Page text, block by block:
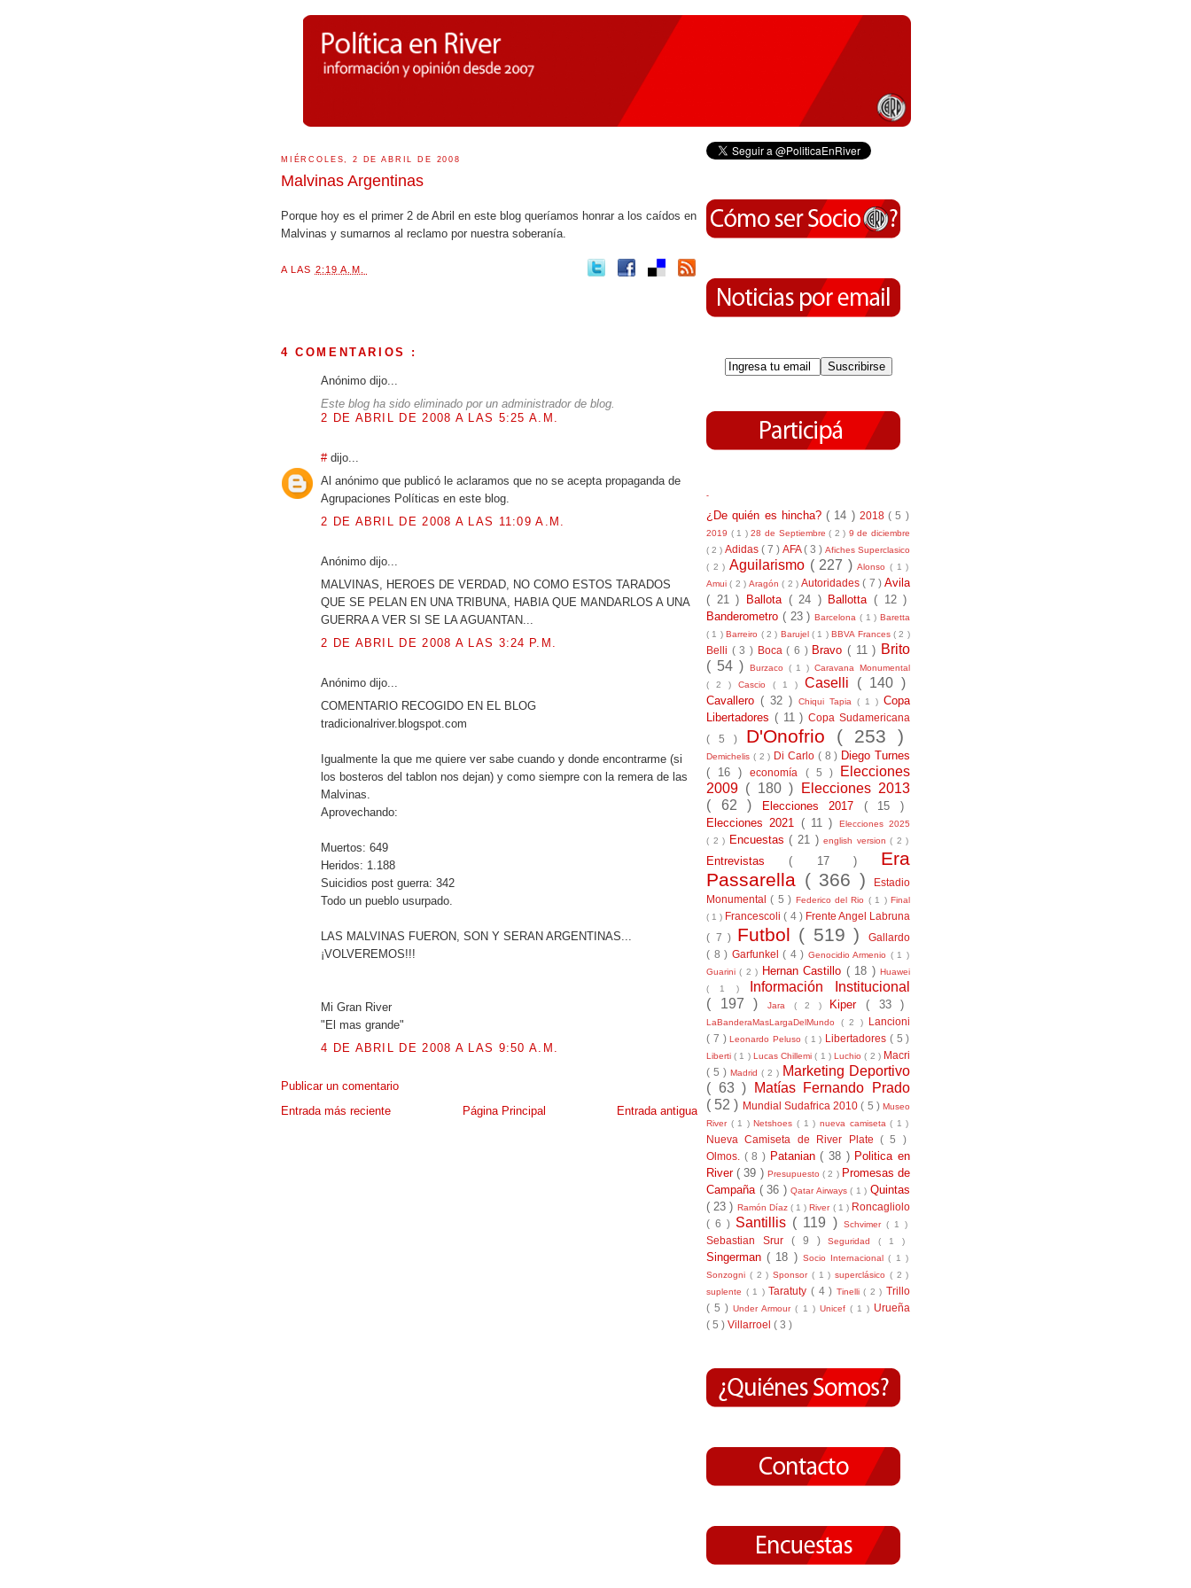
MIÉRCOLES, 2 DE ABRIL DE 2008
Malvinas Argentinas
Porque hoy es el primer 2 de Abril en este blog queríamos honrar a los caídos en
Malvinas y sumarnos al reclamo por nuestra soberanía.
A LAS 2:19 A.M.
4 COMENTARIOS :
Anónimo dijo...
Este blog ha sido eliminado por un administrador de blog.
2 DE ABRIL DE 2008 A LAS 5:25 A.M.
# dijo...
Al anónimo que publicó le aclaramos que no se acepta propaganda de
Agrupaciones Políticas en este blog.
2 DE ABRIL DE 2008 A LAS 11:09 A.M.
Anónimo dijo...
MALVINAS, HEROES DE VERDAD, NO COMO ESTOS TARADOS
QUE SE PELAN EN UNA TRIBUNA, HABIA QUE MANDARLOS A UNA
GUERRA A VER SI SE LA AGUANTAN...
2 DE ABRIL DE 2008 A LAS 3:24 P.M.
Anónimo dijo...
COMENTARIO RECOGIDO EN EL BLOG
tradicionalriver.blogspot.com
Igualmente la que me quiere ver sabe cuando y donde encontrarme (si
los bosteros del tablon nos dejan) y como siempre con la remera de las
Malvinas.
Aprovechando:
Muertos: 649
Heridos: 1.188
Suicidios post guerra: 342
Todo un pueblo usurpado.
LAS MALVINAS FUERON, SON Y SERAN ARGENTINAS...
¡VOLVEREMOS!!!
Mi Gran River
"El mas grande"
4 DE ABRIL DE 2008 A LAS 9:50 A.M.
Publicar un comentario
Entrada más reciente
Entrada antigua
Página Principal
-
¿De quién es hincha?( 14 ) 2018( 5 )
2019 ( 1 )28 de Septiembre( 2 ) 9 de diciembre
( 2 ) Adidas ( 7 ) AFA( 3 ) Afiches Superclasico
( 2 ) Aguilarismo ( 227 )Alonso( 1 )
Amui( 2 ) Aragón( 2 ) Autoridades( 7 ) Avila
( 21 )
Ballota ( 24 ) Ballotta( 12 )
Banderometro ( 23 ) Barcelona ( 1 ) Baretta
( 1 )Barreiro ( 2 ) Barujel ( 1 )BBVA Frances ( 2 )
Belli ( 3 ) Boca( 6 ) Bravo( 11 ) Brito
( 54 )
Burzaco ( 1 )Caravana Monumental
( 2 ) Cascio ( 1 ) Caselli ( 140 )
Cavallero ( 32 ) Chiqui Tapia ( 1 ) Copa
Libertadores ( 11 )Copa Sudamericana
( 5 ) D'Onofrio ( 253 )
Demichelis ( 2 ) Di Carlo ( 8 ) Diego Turnes
( 16 )economía ( 5 )
Elecciones
2009 ( 180 )
Elecciones 2013
( 62 )
Elecciones 2017 ( 15 )
Elecciones 2021 ( 11 )
Elecciones 2025
( 2 )
Encuestas( 21 )english version( 2 )
Entrevistas( 17 ) Era
Passarella ( 366 )
Estadio
Monumental( 5 ) Federico del Rio ( 1 )Final
( 1 ) Francescoli( 4 ) Frente Angel Labruna
( 7 ) Futbol ( 519 )Gallardo
( 8 ) Garfunkel ( 4 ) Genocidio Armenio ( 1 )
Guarini( 2 ) Hernan Castillo ( 18 )Huawei
( 1 )
Información Institucional
( 197 )
Jara ( 2 ) Kiper( 33 )
LaBanderaMasLargaDelMundo ( 2 ) Lancioni
( 7 )Leonardo Peluso ( 1 ) Libertadores ( 5 )
Liberti( 1 ) Lucas Chillemi( 1 )Luchio( 2 ) Macri
( 5 ) Madrid ( 2 ) Marketing Deportivo
( 63 )
Matías Fernando Prado
( 52 ) Mundial Sudafrica 2010( 5 )Museo
River ( 1 )Netshoes( 1 ) nueva camiseta( 1 )
Nueva Camiseta de River Plate ( 5 )
Olmos. ( 8 ) Patanian( 38 ) Politica en
River( 39 ) Presupuesto( 2 ) Promesas de
Campaña ( 36 )Qatar Airways( 1 )Quintas
( 23 ) Ramón Díaz ( 1 )River ( 1 ) Roncagliolo
( 6 ) Santillis ( 119 ) Schvimer ( 1 )
Sebastian Srur ( 9 )Seguridad( 1 )
Singerman( 18 ) Socio Internacional( 1 )
Sonzogni ( 2 ) Sponsor ( 1 ) superclásico ( 2 )
suplente ( 1 ) Taratuty ( 4 ) Tinelli( 2 ) Trillo
( 5 )Under Armour( 1 ) Unicef ( 1 ) Urueña
( 5 ) Villarroel ( 3 )